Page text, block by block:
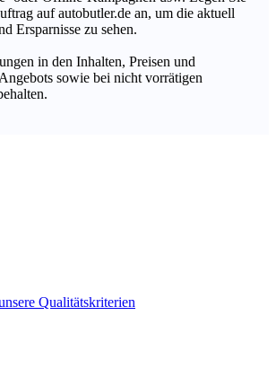
auf autobutler.de an, um die aktuell
Ersparnisse zu sehen.
in den Inhalten, Preisen und
sowie bei nicht vorrätigen
Qualitätskriterien